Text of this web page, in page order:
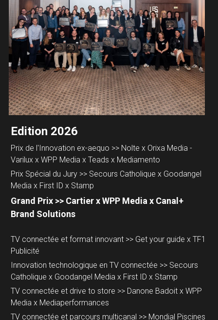
Edition 2026
Prix de l'Innovation ex-aequo >> Nolte x Orixa Media -
Varilux x WPP Media x Teads x Mediamento
Prix Spécial du Jury >> Secours Catholique x Goodangel
Media x First ID x Stamp
Grand Prix >> Cartier x WPP Media x Canal+
Brand Solutions
TV connectée et format innovant >> Get your guide x TF1
Publicité
Innovation technologique en TV connectée >> Secours
Catholique x Goodangel Media x First ID x Stamp
TV connectée et drive to store >> Danone Badoit x WPP
Media x Mediaperformances
TV connectée et parcours multicanal >> Mondial Piscines